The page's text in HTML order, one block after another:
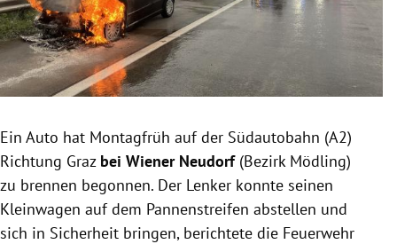
Untermenü
Untermenü
Untermenü
Ein Auto hat Montagfrüh auf der Südautobahn (A2)
Richtung Graz bei Wiener Neudorf(Bezirk Mödling)
zu brennen begonnen. Der Lenker konnte seinen
Kleinwagen auf dem Pannenstreifen abstellen und
sich in Sicherheit bringen, berichtete die Feuerwehr